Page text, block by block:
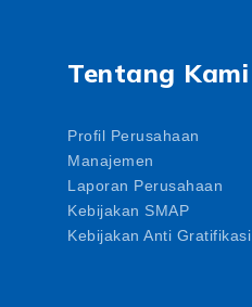
Tentang Kami
Profil Perusahaan
Manajemen
Laporan Perusahaan
Kebijakan SMAP
Kebijakan Anti Gratifikasi